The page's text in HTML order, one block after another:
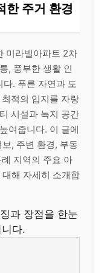
한 주거 환경
미라벨아파트 2차
, 풍부한 생활 인
. 푸른 자연과 도
적의 입지를 자랑
시설과 녹지 공간
여줍니다. 이 글에
, 주변 환경, 부동
지역의 주요 아
해 자세히 소개합
과 장점을 한눈
다.